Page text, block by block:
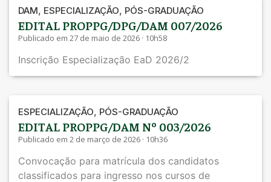
DAM, ESPECIALIZAÇÃO, PÓS-GRADUAÇÃO
EDITAL PROPPG/DPG/DAM 007/2026
Publicado em 27 de maio de 2026 · 10h58
Inscrição Especialização EaD 2026/2
ESPECIALIZAÇÃO, PÓS-GRADUAÇÃO
EDITAL PROPPG/DAM Nº 003/2026
Publicado em 2 de março de 2026 · 10h36
Convocação para matrícula dos candidatos
classificados para ingresso nos cursos de